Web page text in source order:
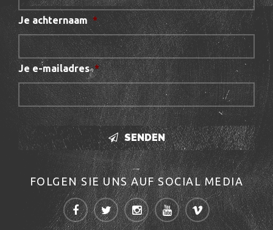
Je achternaam *
Je e-mailadres *
SENDEN
FOLGEN SIE UNS AUF SOCIAL MEDIA